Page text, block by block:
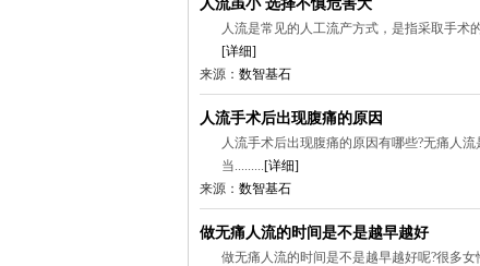
人流虽小 选择不慎危害大
人流是常见的人工流产方式，是指采取手术
[详细]
来源： 数智基石
人流手术后出现腹痛的原因
人流手术后出现腹痛的原因有哪些?无痛人
当.........[详细]
来源： 数智基石
做无痛人流的时间是不是越早越好
做无痛人流的时间是不是越早越好呢?很多